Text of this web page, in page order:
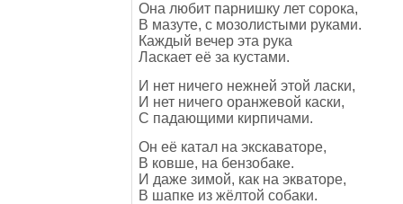
Она любит парнишку лет сорока,
В мазуте, с мозолистыми руками.
Каждый вечер эта рука
Ласкает её за кустами.
И нет ничего нежней этой ласки,
И нет ничего оранжевой каски,
С падающими кирпичами.
Он её катал на экскаваторе,
В ковше, на бензобаке.
И даже зимой, как на экваторе,
В шапке из жёлтой собаки.